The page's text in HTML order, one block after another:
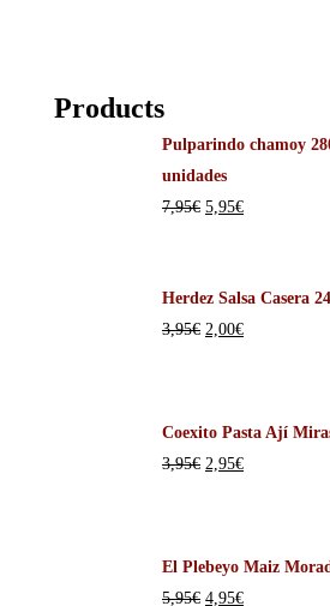
Products
Pulparindo chamoy
unidades
7,95€ 5,95€
Herdez Salsa Casera
3,95€ 2,00€
Coexito Pasta Ají
3,95€ 2,95€
El Plebeyo Maiz
5,95€ 4,95€